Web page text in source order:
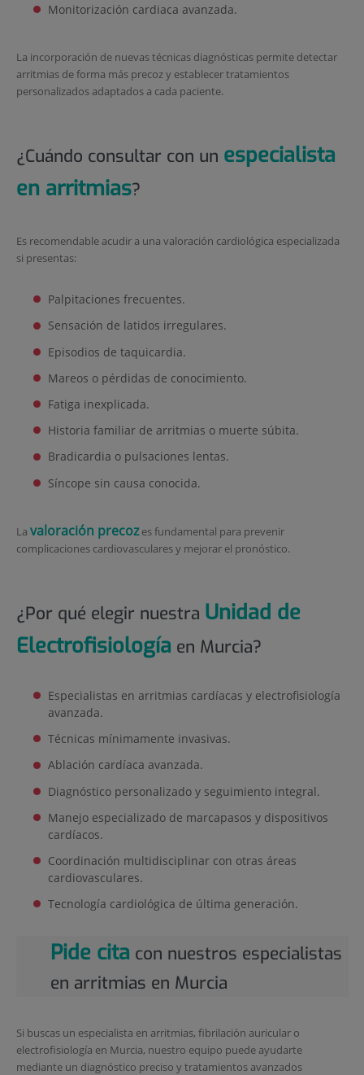
Monitorización cardiaca avanzada.
La incorporación de nuevas técnicas diagnósticas permite detectar
arritmias de forma más precoz y establecer tratamientos
personalizados adaptados a cada paciente.
¿Cuándo consultar con un especialista
en arritmias?
Es recomendable acudir a una valoración cardiológica especializada
si presentas:
Palpitaciones frecuentes.
Sensación de latidos irregulares.
Episodios de taquicardia.
Mareos o pérdidas de conocimiento.
Fatiga inexplicada.
Historia familiar de arritmias o muerte súbita.
Bradicardia o pulsaciones lentas.
Síncope sin causa conocida.
La valoración precozes fundamental para prevenir
complicaciones cardiovasculares y mejorar el pronóstico.
¿Por qué elegir nuestra Unidad de
Electrofisiología en Murcia?
Especialistas en arritmias cardíacas y electrofisiología
avanzada.
Técnicas mínimamente invasivas.
Ablación cardíaca avanzada.
Diagnóstico personalizado y seguimiento integral.
Manejo especializado de marcapasos y dispositivos
cardíacos.
Coordinación multidisciplinar con otras áreas
cardiovasculares.
Tecnología cardiológica de última generación.
Pide cita con nuestros especialistas
en arritmias en Murcia
Si buscas un especialista en arritmias, fibrilación auricular o
electrofisiología en Murcia, nuestro equipo puede ayudarte
mediante un diagnóstico preciso y tratamientos avanzados